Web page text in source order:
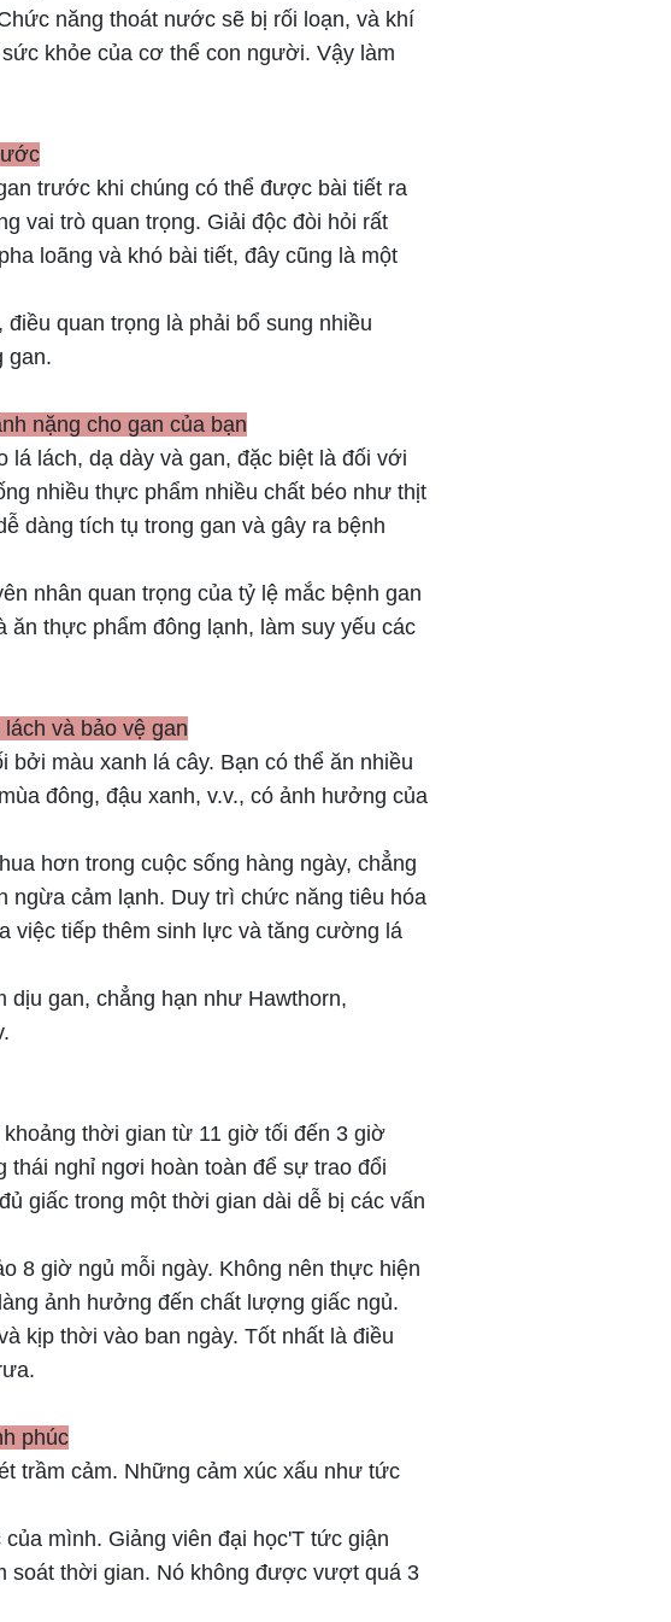
năng thoát nước sẽ bị rối loạn, và khí
khỏe của cơ thể con người. Vậy làm
trước khi chúng có thể được bài tiết ra
vai trò quan trọng. Giải độc đòi hỏi rất
loãng và khó bài tiết, đây cũng là một
quan trọng là phải bổ sung nhiều
gan.
nặng cho gan của bạn
lá lách, dạ dày và gan, đặc biệt là đối với
nhiều thực phẩm nhiều chất béo như thịt
dàng tích tụ trong gan và gây ra bệnh
nhân quan trọng của tỷ lệ mắc bệnh gan
thực phẩm đông lạnh, làm suy yếu các
và bảo vệ gan
màu xanh lá cây. Bạn có thể ăn nhiều
đông, đậu xanh, v.v., có ảnh hưởng của
hơn trong cuộc sống hàng ngày, chẳng
ngừa cảm lạnh. Duy trì chức năng tiêu hóa
việc tiếp thêm sinh lực và tăng cường lá
dịu gan, chẳng hạn như Hawthorn,
thời gian từ 11 giờ tối đến 3 giờ
thái nghỉ ngơi hoàn toàn để sự trao đổi
giấc trong một thời gian dài dễ bị các vấn
8 giờ ngủ mỗi ngày. Không nên thực hiện
ảnh hưởng đến chất lượng giấc ngủ.
kịp thời vào ban ngày. Tốt nhất là điều
phúc
trầm cảm. Những cảm xúc xấu như tức
mình. Giảng viên đại học'T tức giận
soát thời gian. Nó không được vượt quá 3